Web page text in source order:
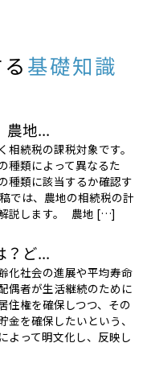
基礎知識
農地...
続税の課税対象です。
種類によって異なるた
種類に該当するか確認す
では、農地の相続税の計
説します。 農地 […]
？ど...
化社会の進展や平均寿命
偶者が生活継続のために
住権を確保しつつ、その
を確保したいという、
よって明文化し、反映し